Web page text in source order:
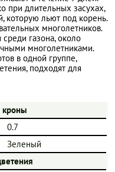
при длительных засухах,
которую льют под корень.
многолетников.
газона, около
многолетниками.
в одной группе,
подходят для
кроны
0.7
Зеленый